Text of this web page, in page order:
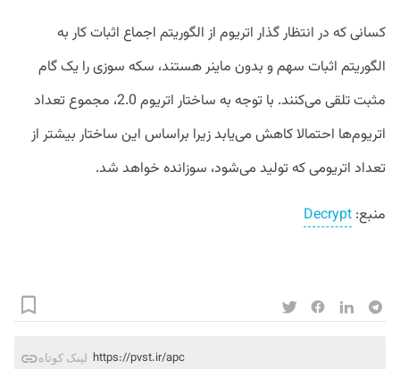
کسانی که در انتظار گذار اتریوم از الگوریتم اجماع اثبات کار به
الگوریتم اثبات سهم و بدون ماینر هستند، سکه سوزی را یک گام
مثبت تلقی می‌کنند. با توجه به ساختار اتریوم 2.0، مجموع تعداد
اتریوم‌ها احتمالا کاهش می‌یابد زیرا براساس این ساختار بیشتر از
تعداد اتریومی که تولید می‌شود، سوزانده خواهد شد.
منبع: Decrypt
لینک کوتاه https://pvst.ir/apc